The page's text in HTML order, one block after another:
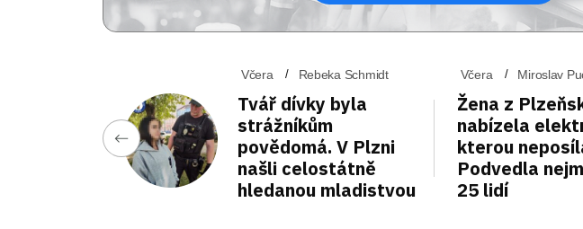
Včera Rebeka Schmidt
Tvář dívky byla
strážníkům
povědomá. V Plzni
našli celostátně
hledanou mladistvou
Včera Miroslav
Žena z
nabízela
kterou
Podvedla
25 lidí